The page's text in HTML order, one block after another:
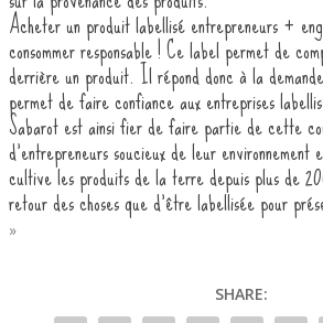
Acheter un produit labellisé entrepreneurs +
consommer responsable ! Ce label permet de
derrière un produit. Il répond donc à la
permet de faire confiance aux entreprises
Sabarot est ainsi fier de faire partie de cette
d’entrepreneurs soucieux de leur
cultive les produits de la terre depuis plus de
retour des choses que d’être labellisée pour
»
SHARE: